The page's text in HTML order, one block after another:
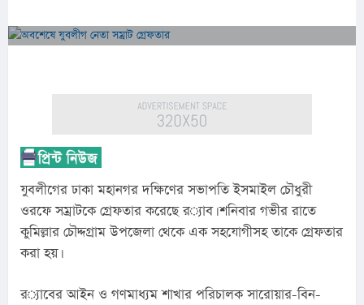
যুবলীগের ঢাকা মহানগর দক্ষিণের সভাপতি ইসমাইল চৌধুরী
ওরফে সম্রাটকে গ্রেফতার করেছে র‌্যাব। শনিবার গভীর রাতে
কুমিল্লার চৌদ্দগ্রাম উপজেলা থেকে এক সহযোগীসহ তাকে গ্রেফতার
করা হয়।
র‌্যাবের আইন ও গণমাধ্যম শাখার পরিচালক সারোয়ার-বিন-